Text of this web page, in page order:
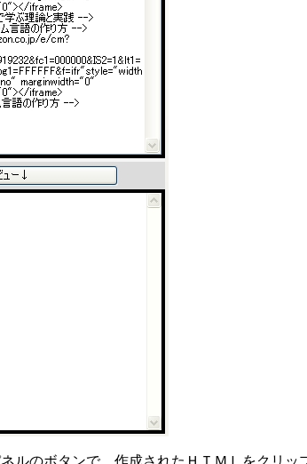
ルのボタンで、作成されたＨＴＭＬをクリ